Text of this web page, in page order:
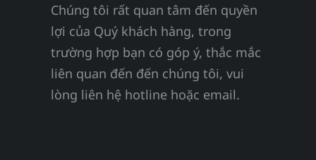
Chúng tôi rất quan tâm đến quyền
lợi của Quý khách hàng, trong
trường hợp bạn có góp ý, thắc mắc
liên quan đến đến chúng tôi, vui
lòng liên hệ hotline hoặc email.